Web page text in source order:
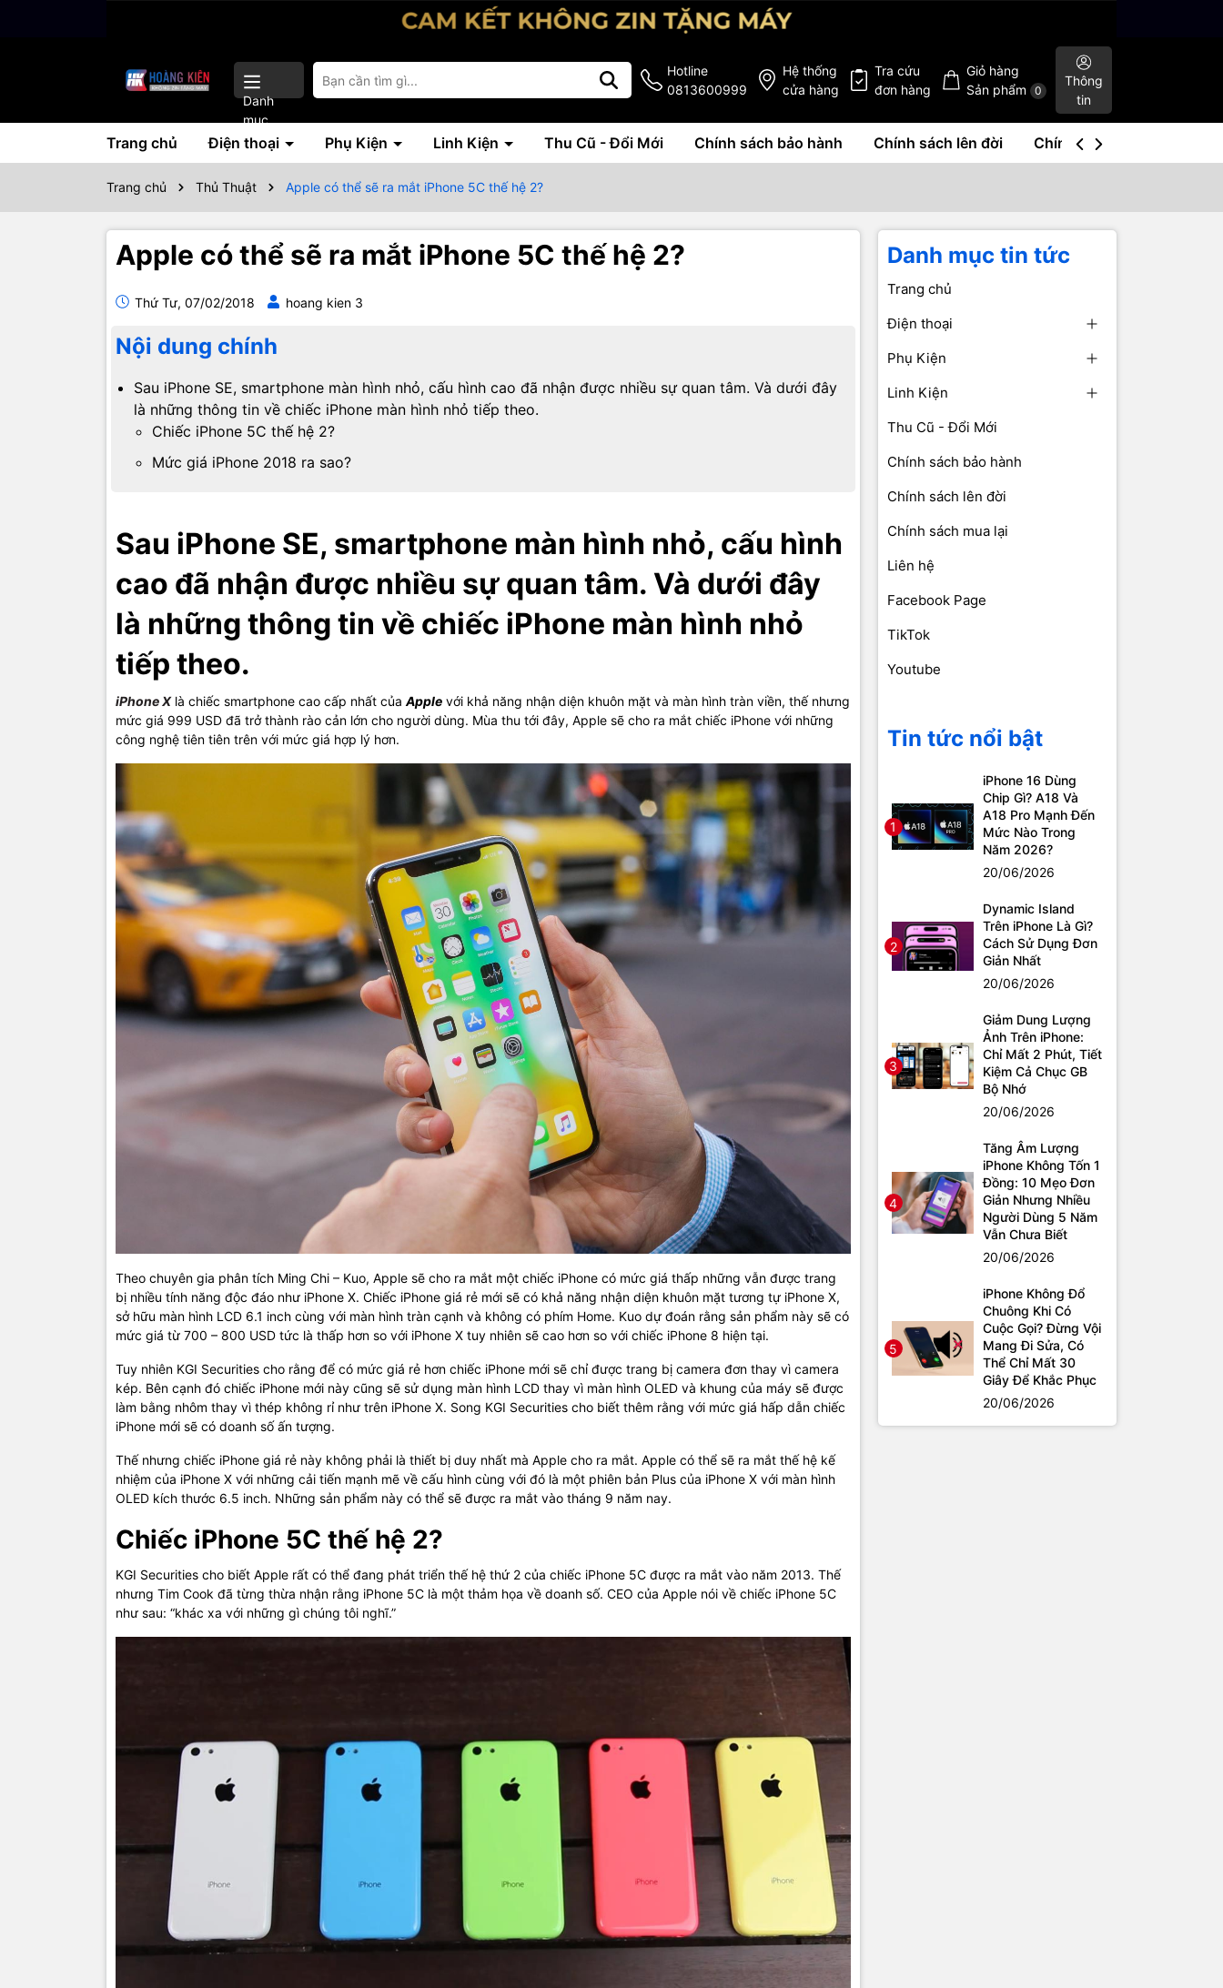
Danh
mục
Hotline
0813600999
Hệ thống
cửa hàng
Tra cứu
đơn hàng
Giỏ hàng
Sản phẩm
0
Thông
tin
Trang chủ Điện thoại Phụ Kiện Linh Kiện Thu Cũ - Đổi Mới Chính sách bảo hành Chính sách lên đời Chính sách mua lại
Trang chủ Thủ Thuật Apple có thể sẽ ra mắt iPhone 5C thế hệ 2?
Apple có thể sẽ ra mắt iPhone 5C thế hệ 2?
Thứ Tư, 07/02/2018 hoang kien 3
Nội dung chính
Sau iPhone SE, smartphone màn hình nhỏ, cấu hình cao đã nhận được nhiều sự quan tâm. Và dưới đây
là những thông tin về chiếc iPhone màn hình nhỏ tiếp theo.
Chiếc iPhone 5C thế hệ 2?
Mức giá iPhone 2018 ra sao?
Sau iPhone SE, smartphone màn hình nhỏ, cấu hình
cao đã nhận được nhiều sự quan tâm. Và dưới đây
là những thông tin về chiếc iPhone màn hình nhỏ
tiếp theo.
iPhone Xlà chiếc smartphone cao cấp nhất của Apple với khả năng nhận diện khuôn mặt và màn hình tràn viền, thế nhưng
mức giá 999 USD đã trở thành rào cản lớn cho người dùng. Mùa thu tới đây, Apple sẽ cho ra mắt chiếc iPhone với những
công nghệ tiên tiên trên với mức giá hợp lý hơn.
Theo chuyên gia phân tích Ming Chi – Kuo, Apple sẽ cho ra mắt một chiếc iPhone có mức giá thấp những vẫn được trang
bị nhiều tính năng độc đáo như iPhone X. Chiếc iPhone giá rẻ mới sẽ có khả năng nhận diện khuôn mặt tương tự iPhone X,
sở hữu màn hình LCD 6.1 inch cùng với màn hình tràn cạnh và không có phím Home. Kuo dự đoán rằng sản phẩm này sẽ có
mức giá từ 700 – 800 USD tức là thấp hơn so với iPhone X tuy nhiên sẽ cao hơn so với chiếc iPhone 8 hiện tại.
Tuy nhiên KGI Securities cho rằng để có mức giá rẻ hơn chiếc iPhone mới sẽ chỉ được trang bị camera đơn thay vì camera
kép. Bên cạnh đó chiếc iPhone mới này cũng sẽ sử dụng màn hình LCD thay vì màn hình OLED và khung của máy sẽ được
làm bằng nhôm thay vì thép không rỉ như trên iPhone X. Song KGI Securities cho biết thêm rằng với mức giá hấp dẫn chiếc
iPhone mới sẽ có doanh số ấn tượng.
Thế nhưng chiếc iPhone giá rẻ này không phải là thiết bị duy nhất mà Apple cho ra mắt. Apple có thể sẽ ra mắt thế hệ kế
nhiệm của iPhone X với những cải tiến mạnh mẽ về cấu hình cùng với đó là một phiên bản Plus của iPhone X với màn hình
OLED kích thước 6.5 inch. Những sản phẩm này có thể sẽ được ra mắt vào tháng 9 năm nay.
Chiếc iPhone 5C thế hệ 2?
KGI Securities cho biết Apple rất có thể đang phát triển thế hệ thứ 2 của chiếc iPhone 5C được ra mắt vào năm 2013. Thế
nhưng Tim Cook đã từng thừa nhận rằng iPhone 5C là một thảm họa về doanh số. CEO của Apple nói về chiếc iPhone 5C
như sau: “khác xa với những gì chúng tôi nghĩ.”
Danh mục tin tức
Trang chủ
Điện thoại
Phụ Kiện
Linh Kiện
Thu Cũ - Đổi Mới
Chính sách bảo hành
Chính sách lên đời
Chính sách mua lại
Liên hệ
Facebook Page
TikTok
Youtube
Tin tức nổi bật
1
iPhone 16 Dùng
Chip Gì? A18 Và
A18 Pro Mạnh Đến
Mức Nào Trong
Năm 2026?
20/06/2026
2
Dynamic Island
Trên iPhone Là Gì?
Cách Sử Dụng Đơn
Giản Nhất
20/06/2026
3
Giảm Dung Lượng
Ảnh Trên iPhone:
Chỉ Mất 2 Phút, Tiết
Kiệm Cả Chục GB
Bộ Nhớ
20/06/2026
4
Tăng Âm Lượng
iPhone Không Tốn 1
Đồng: 10 Mẹo Đơn
Giản Nhưng Nhiều
Người Dùng 5 Năm
Vẫn Chưa Biết
20/06/2026
5
iPhone Không Đổ
Chuông Khi Có
Cuộc Gọi? Đừng Vội
Mang Đi Sửa, Có
Thể Chỉ Mất 30
Giây Để Khắc Phục
20/06/2026